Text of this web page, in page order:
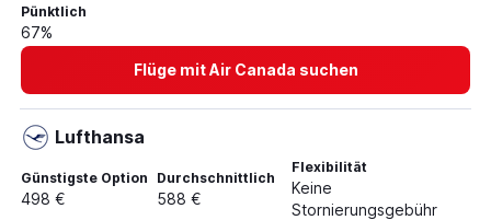
Pünktlich
67%
Flüge mit Air Canada suchen
Lufthansa
Günstigste Option
498 €
Durchschnittlich
588 €
Flexibilität
Keine
Stornierungsgebühr